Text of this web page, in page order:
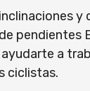
y
pendientes
a
ciclistas.